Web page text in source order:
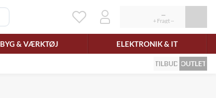
BYG & VÆRKTØJ ELEKTRONIK & IT
TILBUD OUTLET